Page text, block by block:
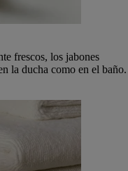
frescos, los jabones
la ducha como en el baño.